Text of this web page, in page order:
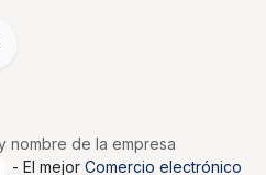
nombre de la empresa
- El mejor Comercio electrónico